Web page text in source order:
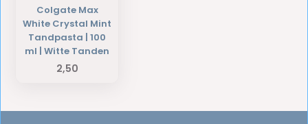
Colgate Max
White Crystal Mint
Tandpasta | 100
ml | Witte Tanden
2,50